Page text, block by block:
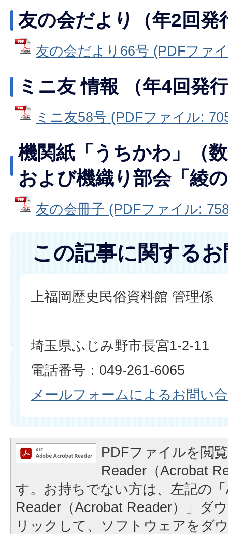
友の会だより（年2回発
友の会だより66号 (PDFファ
ミニ友 情報 （年4回発
ミニ友58号 (PDFファイル:
機関紙「うちかわ」（
および機織り部会「綾
友の会冊子 (PDFファイル:
この記事に関する
上福岡歴史民俗資料館 管理係
埼玉県ふじみ野市長宮1-2-11
電話番号：049-261-6065
メールフォームによるお問い
PDFファイルを閲
Reader（Acrobat
す。お持ちでない方は、左記の
Reader（Acrobat Reader）」ダ
リックして、ソフトウェアをダ